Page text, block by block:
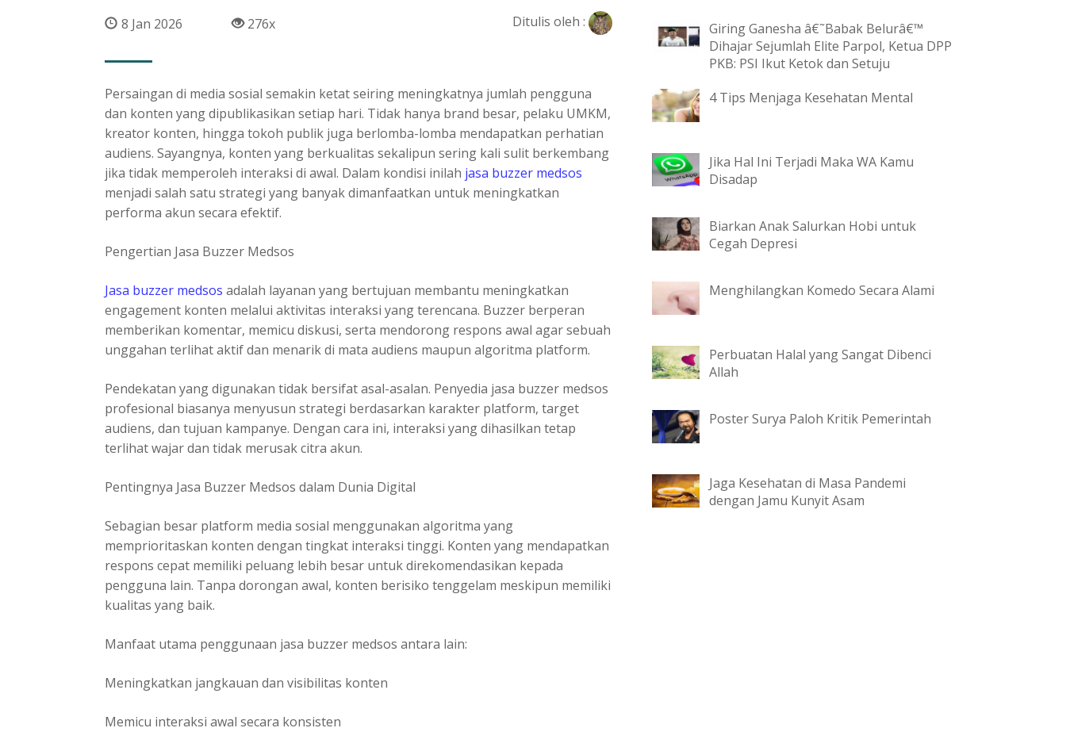
8 Jan 2026 276x Ditulis oleh :
Persaingan di media sosial semakin ketat seiring meningkatnya jumlah pengguna
dan konten yang dipublikasikan setiap hari. Tidak hanya brand besar, pelaku UMKM,
kreator konten, hingga tokoh publik juga berlomba-lomba mendapatkan perhatian
audiens. Sayangnya, konten yang berkualitas sekalipun sering kali sulit berkembang
jika tidak memperoleh interaksi di awal. Dalam kondisi inilah jasa buzzer medsos
menjadi salah satu strategi yang banyak dimanfaatkan untuk meningkatkan
performa akun secara efektif.
Pengertian Jasa Buzzer Medsos
Jasa buzzer medsos adalah layanan yang bertujuan membantu meningkatkan
engagement konten melalui aktivitas interaksi yang terencana. Buzzer berperan
memberikan komentar, memicu diskusi, serta mendorong respons awal agar sebuah
unggahan terlihat aktif dan menarik di mata audiens maupun algoritma platform.
Pendekatan yang digunakan tidak bersifat asal-asalan. Penyedia jasa buzzer medsos
profesional biasanya menyusun strategi berdasarkan karakter platform, target
audiens, dan tujuan kampanye. Dengan cara ini, interaksi yang dihasilkan tetap
terlihat wajar dan tidak merusak citra akun.
Pentingnya Jasa Buzzer Medsos dalam Dunia Digital
Sebagian besar platform media sosial menggunakan algoritma yang
memprioritaskan konten dengan tingkat interaksi tinggi. Konten yang mendapatkan
respons cepat memiliki peluang lebih besar untuk direkomendasikan kepada
pengguna lain. Tanpa dorongan awal, konten berisiko tenggelam meskipun memiliki
kualitas yang baik.
Manfaat utama penggunaan jasa buzzer medsos antara lain:
Meningkatkan jangkauan dan visibilitas konten
Memicu interaksi awal secara konsisten
Giring Ganesha â€˜Babak Belurâ€™
Dihajar Sejumlah Elite Parpol, Ketua DPP
PKB: PSI Ikut Ketok dan Setuju
4 Tips Menjaga Kesehatan Mental
Jika Hal Ini Terjadi Maka WA Kamu
Disadap
Biarkan Anak Salurkan Hobi untuk
Cegah Depresi
Menghilangkan Komedo Secara Alami
Perbuatan Halal yang Sangat Dibenci
Allah
Poster Surya Paloh Kritik Pemerintah
Jaga Kesehatan di Masa Pandemi
dengan Jamu Kunyit Asam